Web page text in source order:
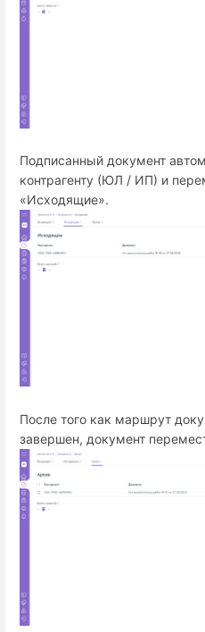
Подписанный документ
контрагенту (ЮЛ / ИП) и
«Исходящие».
После того как маршрут
завершен, документ